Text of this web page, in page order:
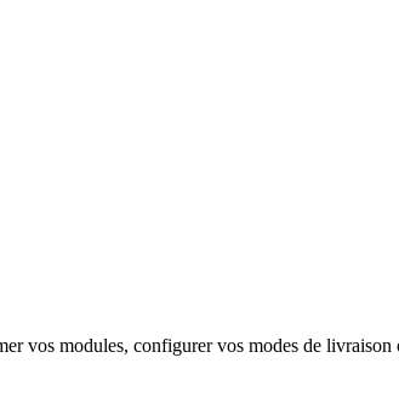
vos modules, configurer vos modes de